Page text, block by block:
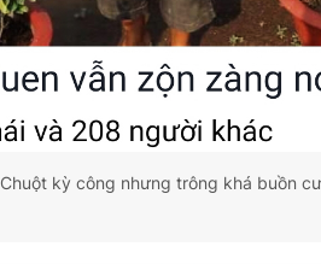
kỳ công nhưng trông khá buồn